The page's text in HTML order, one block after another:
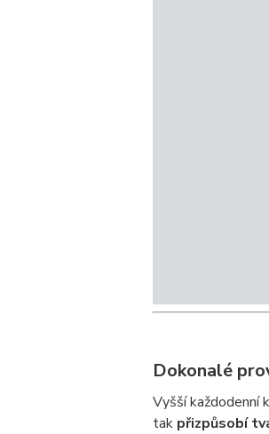
Dokonalé
Vyšší každodenní
takpřizpůsobí